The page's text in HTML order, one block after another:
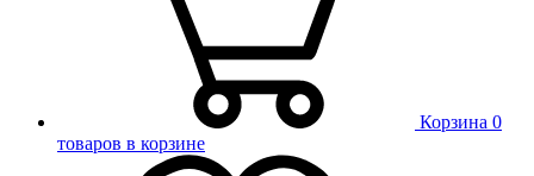
Корзина 0
товаров в корзине